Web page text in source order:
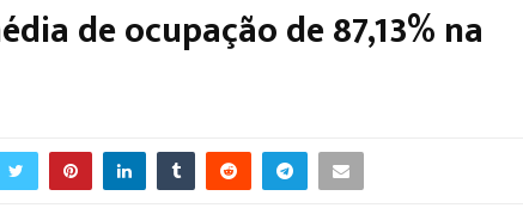
de ocupação de 87,13% na